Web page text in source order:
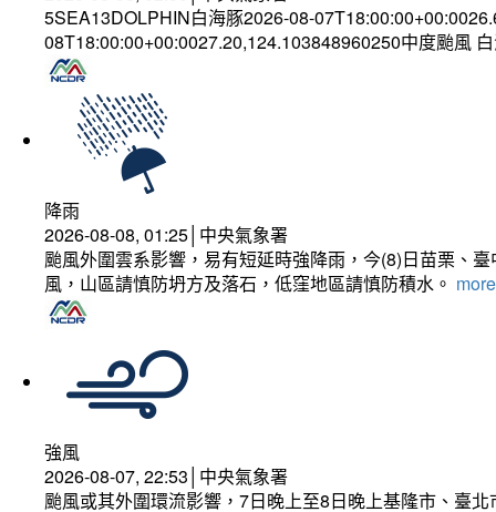
5SEA13DOLPHIN白海豚2026-08-
08T18:00:00+00:0027.20,124.103848960250中度颱風
降雨
2026-08-08, 01:25│中央氣象署
颱風外圍雲系影響，易有短延時強降雨，今(8)日苗栗、
風，山區請慎防坍方及落石，低窪地區請慎防積水。
強風
2026-08-07, 22:53│中央氣象署
颱風或其外圍環流影響，7日晚上至8日晚上基隆市、臺